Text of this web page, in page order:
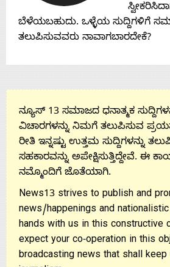
ಬೆಳೆಯಬಹುದು. ಒಳ್ಳೆಯ ಸುದ್ದಿಗಳಿಗೆ
ತಲುಪಿಸುವವರು ನಾವಾಗಬಾರದೇಕೆ?
ನ್ಯೂಸ್ 13 ಸಮಾಜದ ಧನಾತ್ಮಕ
ವಿಚಾರಗಳನ್ನು ನಿಮಗೆ ತಲುಪಿಸುವ
ರೀತಿ ಇನ್ನಷ್ಟು ಉತ್ತಮ ಸುದ್ದಿಗಳನ್ನು
ಸಹಕಾರವನ್ನು ಅಪೇಕ್ಷಿಸುತ್ತಿದ್ದೇವೆ. ಈ
ನಮ್ಮೊಂದಿಗೆ ಜೊತೆಯಾಗಿ.
News13 strives to publish and
news/happenings and
hands with us in this constructive
expect your co-operation in this
broadcasting news that shall